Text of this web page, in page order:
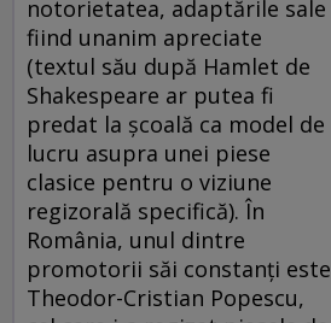
notorietatea, adaptările sale
fiind unanim apreciate
(textul său după Hamlet de
Shakespeare ar putea fi
predat la şcoală ca model de
lucru asupra unei piese
clasice pentru o viziune
regizorală specifică). În
România, unul dintre
promotorii săi constanţi este
Theodor-Cristian Popescu,